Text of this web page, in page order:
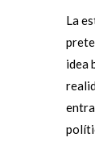
La
idea